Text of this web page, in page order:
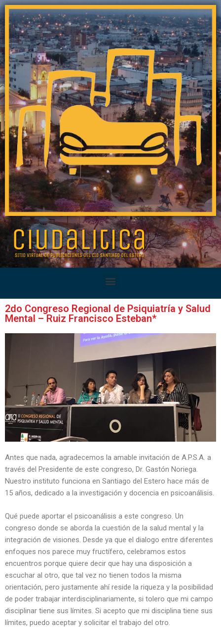
2do Congreso Regional de Psiquiatría y Salud
Mental – Ruiz Francisco Esteban*
Antes que nada, agradecemos la amable invitación de A.P.S.A. a
través del Presidente de este congreso, Dr. Gastón Noriega.
Nuestro instituto funciona en Santiago del Estero hace más de
15 años, dedicado a la investigación y docencia en psicoanálisis.
Qué puede aportar el psicoanálisis a este congreso. Un
congreso donde se aborda la cuestión de la salud mental y la
integración de visiones. Desde ya que el dialogo entre diferentes
enfoques nos parece muy fructífero, celebramos estos
encuentros porque quiere decir que hay una disposición a
escuchar al otro, que tal vez no tienen todos la misma
orientación, pero justamente ahí reside la riqueza y la posibilidad
de poder trabajar interdisciplinariamente, si tolero que mi campo
disciplinar tiene sus límites. Si acepto que mi disciplina tiene sus
límites, puedo aceptar y solicitar el trabajo del otro.